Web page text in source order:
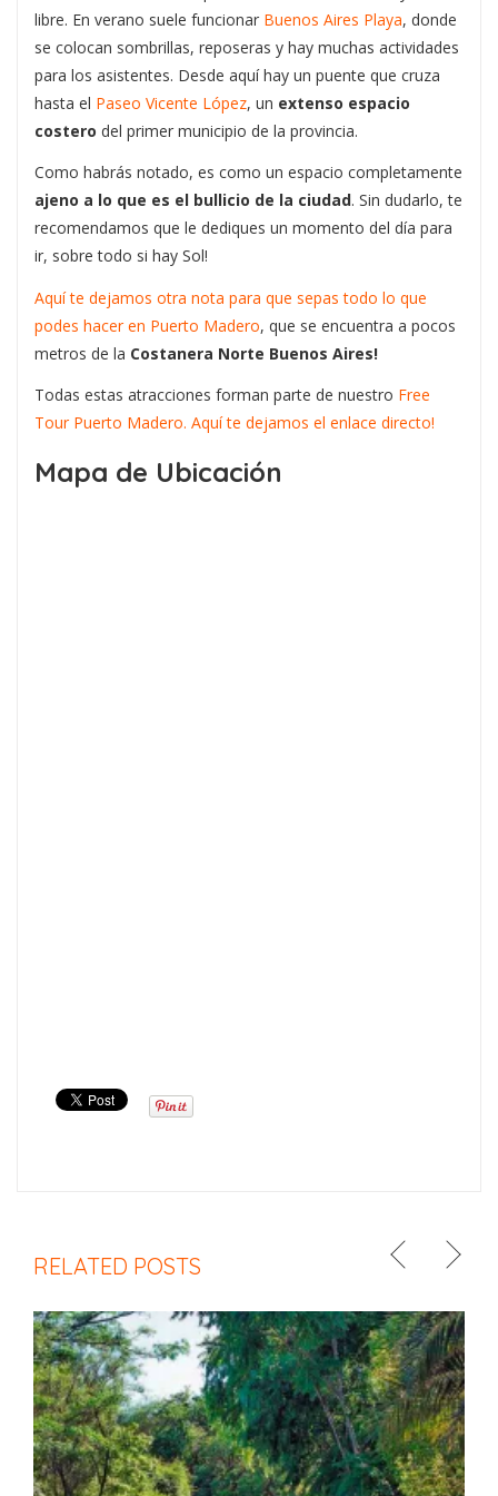
libre. En verano suele funcionar Buenos Aires Playa, donde
se colocan sombrillas, reposeras y hay muchas actividades
para los asistentes. Desde aquí hay un puente que cruza
hasta el Paseo Vicente López, un extenso espacio
costero del primer municipio de la provincia.
Como habrás notado, es como un espacio completamente
ajeno a lo que es el bullicio de la ciudad. Sin dudarlo, te
recomendamos que le dediques un momento del día para
ir, sobre todo si hay Sol!
Aquí te dejamos otra nota para que sepas todo lo que
podes hacer en Puerto Madero, que se encuentra a pocos
metros de la Costanera Norte Buenos Aires!
Todas estas atracciones forman parte de nuestro Free
Tour Puerto Madero. Aquí te dejamos el enlace directo!
Mapa de Ubicación
RELATED POSTS